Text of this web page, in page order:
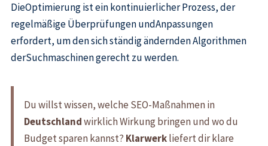
DieOptimierung ist ein kontinuierlicher Prozess, der
regelmäßige Überprüfungen undAnpassungen
erfordert, um den sich ständig ändernden Algorithmen
derSuchmaschinen gerecht zu werden.
Du willst wissen, welche SEO-Maßnahmen in
Deutschlandwirklich Wirkung bringen und wo du
Budget sparen kannst? Klarwerkliefert dir klare